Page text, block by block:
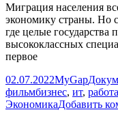
Миграция населения
экономику страны. Но
где целые государства
высококлассных
первое
Опубликовано
02.07.2022Автор
MyGap
фильмМетки
бизнес, ит, работа
ЭкономикаДобавить